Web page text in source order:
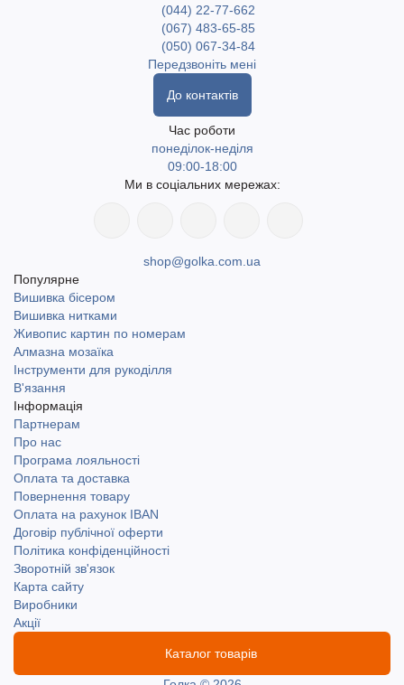
(044) 22-77-662
(067) 483-65-85
(050) 067-34-84
Передзвоніть мені
До контактів
Час роботи
понеділок-неділя
09:00-18:00
Ми в соціальних мережах:
shop@golka.com.ua
Популярне
Вишивка бісером
Вишивка нитками
Живопис картин по номерам
Алмазна мозаїка
Інструменти для рукоділля
В'язання
Інформація
Партнерам
Про нас
Програма лояльності
Оплата та доставка
Повернення товару
Оплата на рахунок IBAN
Договір публічної оферти
Політика конфіденційності
Зворотній зв'язок
Карта сайту
Виробники
Акції
Каталог товарів